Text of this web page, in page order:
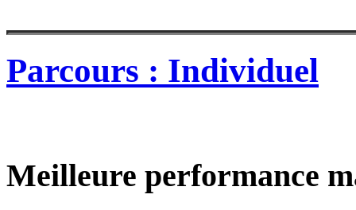
Parcours : Individuel
Meilleure performance